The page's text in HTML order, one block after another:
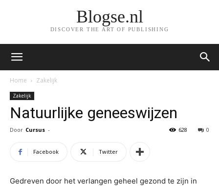
Blogse.nl
DISCOVER THE ART OF PUBLISHING
Home Zakelijk
Zakelijk
Natuurlijke geneeswijzen
Door Cursus - 0
628
Facebook Twitter
Gedreven door het verlangen geheel gezond te zijn in